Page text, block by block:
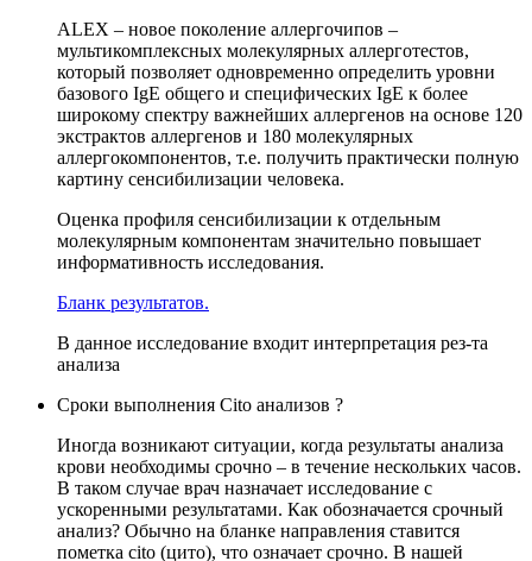
ALEX – новое поколение аллергочипов –
мультикомплексных молекулярных аллерготестов,
который позволяет одновременно определить уровни
базового IgE общего и специфических IgE к более
широкому спектру важнейших аллергенов на основе 120
экстрактов аллергенов и 180 молекулярных
аллергокомпонентов, т.е. получить практически полную
картину сенсибилизации человека.
Оценка профиля сенсибилизации к отдельным
молекулярным компонентам значительно повышает
информативность исследования.
Бланк результатов.
В данное исследование входит интерпретация рез-та
анализа
Сроки выполнения Cito анализов ?
Иногда возникают ситуации, когда результаты анализа
крови необходимы срочно – в течение нескольких часов.
В таком случае врач назначает исследование с
ускоренными результатами. Как обозначается срочный
анализ? Обычно на бланке направления ставится
пометка cito (цито), что означает срочно. В нашей